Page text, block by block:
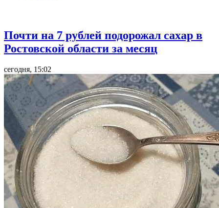
Почти на 7 рублей подорожал сахар в
Ростовской области за месяц
сегодня, 15:02